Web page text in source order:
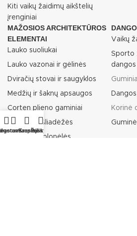
Kiti vaikų žaidimų aikštelių
įrenginiai
MAŽOSIOS ARCHITEKTŪROS
ELEMENTAI
Lauko suoliukai
Lauko vazonai ir gėlinės
Dviračių stovai ir saugyklos
Medžių ir šaknų apsaugos
Corten plieno gaminiai
Lauko šiukšliadėžės
Vandens kolonėlės
Vaikų
Sporto
dangos
Korinė
Krepšelis
Paskyra